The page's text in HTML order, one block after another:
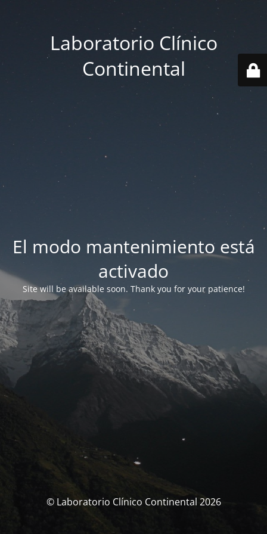
Laboratorio Clínico
Continental
El modo mantenimiento está
activado
Site will be available soon. Thank you for your patience!
© Laboratorio Clínico Continental 2026